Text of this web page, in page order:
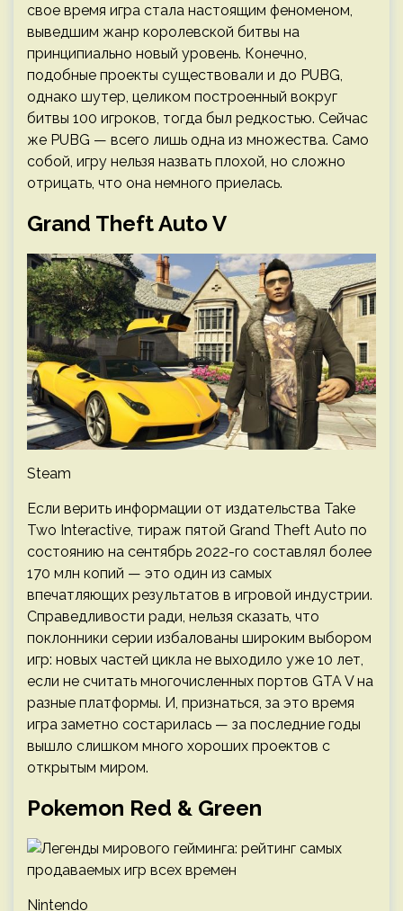
свое время игра стала настоящим феноменом,
выведшим жанр королевской битвы на
принципиально новый уровень. Конечно,
подобные проекты существовали и до PUBG,
однако шутер, целиком построенный вокруг
битвы 100 игроков, тогда был редкостью. Сейчас
же PUBG — всего лишь одна из множества. Само
собой, игру нельзя назвать плохой, но сложно
отрицать, что она немного приелась.
Grand Theft Auto V
Steam
Если верить информации от издательства Take
Two Interactive, тираж пятой Grand Theft Auto по
состоянию на сентябрь 2022-го составлял более
170 млн копий — это один из самых
впечатляющих результатов в игровой индустрии.
Справедливости ради, нельзя сказать, что
поклонники серии избалованы широким выбором
игр: новых частей цикла не выходило уже 10 лет,
если не считать многочисленных портов GTA V на
разные платформы. И, признаться, за это время
игра заметно состарилась — за последние годы
вышло слишком много хороших проектов с
открытым миром.
Pokemon Red & Green
Nintendo